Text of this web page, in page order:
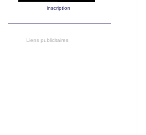
inscription
Liens publicitaires